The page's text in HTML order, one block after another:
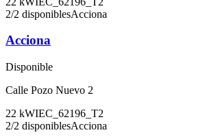
2/2 disponiblesAcciona
Acciona
Disponible
Calle Pozo Nuevo 2
22 kWIEC_62196_T2
2/2 disponiblesAcciona